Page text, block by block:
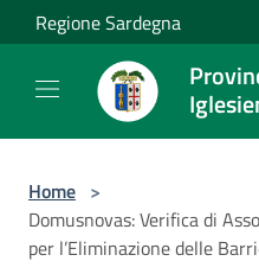
Salta al contenuto principale
Regione Sardegna
Home >
Domusnovas: Verifica di
per l’Eliminazione delle